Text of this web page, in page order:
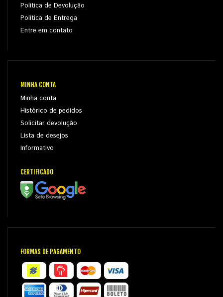
Política de Devolução
Política de Entrega
Entre em contato
MINHA CONTA
Minha conta
Histórico de pedidos
Solicitar devolução
Lista de desejos
Informativo
CERTIFICADO
FORMAS DE PAGAMENTO